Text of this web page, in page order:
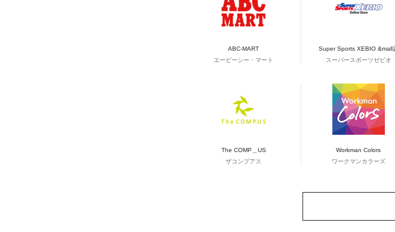
ABC-MART
エービーシー・マート
Super Sports XEBIO &mall
スーパースポーツゼビオ
The COMP＿US
ザコンプアス
Workman Colors
ワークマンカラーズ